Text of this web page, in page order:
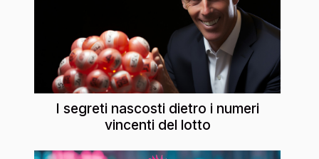
I segreti nascosti dietro i numeri
vincenti del lotto